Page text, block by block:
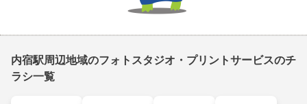
内宿駅周辺地域のフォトスタジオ・プリントサービスのチ
ラシ一覧